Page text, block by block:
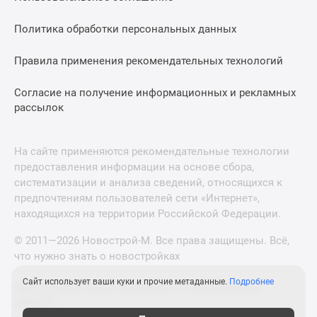
Политика обработки персональных данных
Правила применения рекомендательных технологий
Согласие на получение информационных и рекламных
рассылок
На сайте применяются рекомендательные технологии
предоставления информации на основе сбора,
систематизации и анализа сведений, относящихся к
предпочтениям пользователей сети «Интернет»,
находящихся на территории Российской Федерации.
© 2011—2026 Новострой-М. Все права защищены. Всё,
что нужно знать о новостройках
Новостройки Санкт-Петербурга и Ленинградской
Сайт использует ваши куки и прочие метаданные. Подробнее